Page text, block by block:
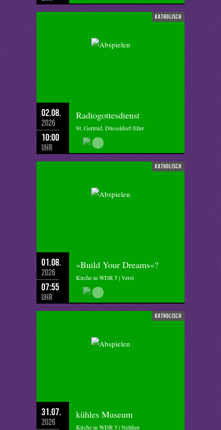
katholisch
02.08.
2026
10:00
Uhr
Radiogottesdienst
St. Gertrud, Düsseldorf-Eller
katholisch
01.08.
2026
07:55
Uhr
»Build Your Dreams«?
Kirche in WDR 5 | Verst
katholisch
31.07.
2026
kühles Museum
Kirche in WDR 5 | Nelißen